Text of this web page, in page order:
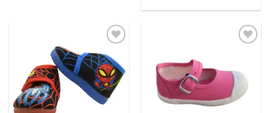
Añadir
a
deseos
deseos